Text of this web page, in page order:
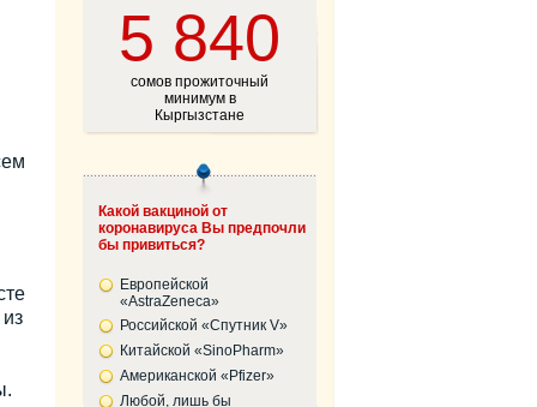
5 840
сомов прожиточный
минимум в
Кыргызстане
Какой вакциной от
коронавируса Вы предпочли
бы привиться?
Европейской
«AstraZeneca»
Российской «Спутник V»
Китайской «SinoPharm»
Американской «Pfizer»
Любой, лишь бы